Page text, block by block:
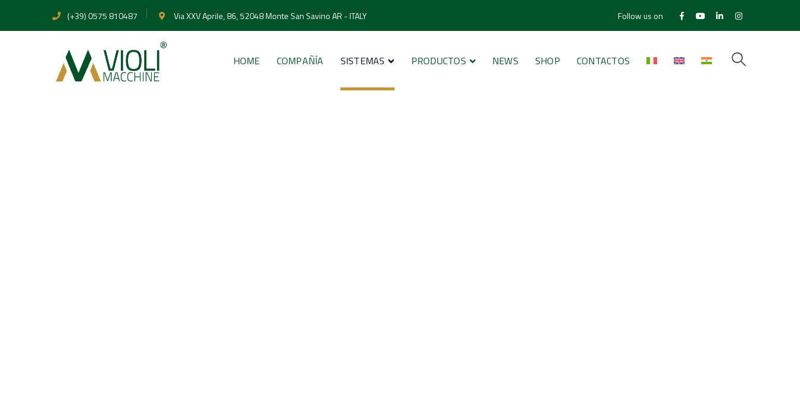
(+39) 0575 810487 Via XXV Aprile, 86, 52048 Monte San Savino AR - ITALY Follow us on
Facebook
Profile
Youtube
Profile
LinkedIn
Profile
Instagram
Profile
HOME COMPAÑÍA SISTEMAS PRODUCTOS NEWS SHOP CONTACTOS